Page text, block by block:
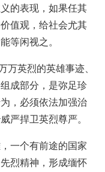
的表现，如果任其
值观，给社会尤其
等闲视之。
英烈的英雄事迹、
成部分，是弥足珍
，必须依法加强治
严捍卫英烈尊严。
一个有前途的国家
烈精神，形成缅怀